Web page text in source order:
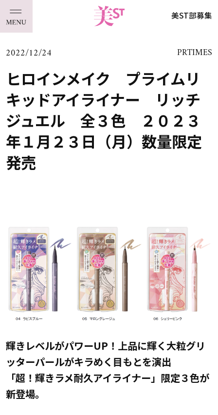
美ST部募集
2022/12/24 PRTIMES
ヒロインメイク プライムリ
キッドアイライナー リッチ
ジュエル 全３色 ２０２３
年１月２３日（月）数量限定
発売
輝きレベルがパワーUP！上品に輝く大粒グリ
ッターパールがキラめく目もとを演出
「超！輝きラメ耐久アイライナー」限定３色が
新登場。